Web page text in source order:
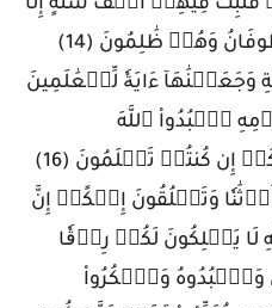
فَلَبِثَ فِيهِمۡ أَلۡفَ سَنَةٍ إِلَّا
خَمۡسِينَ عَامٗا فَأَخَذَهُمُ ٱلطُّوفَانُ وَهُمۡ ظَٰلِمُونَ (14)
وَجَعَلۡنَٰهَآ ءَايَةٗ لِّلۡعَٰلَمِينَ
ٱعۡبُدُواْ ٱللَّهَ
وَٱتَّقُوهُۖ ذَٰلِكُمۡ خَيۡرٞ لَّكُمۡ إِن كُنتُمۡ تَعۡلَمُونَ (16)
أَوۡثَٰنٗا وَتَخۡلُقُونَ إِفۡكًاۚ إِنَّ
لَا يَمۡلِكُونَ لَكُمۡ رِزۡقٗا
وَٱعۡبُدُوهُ وَٱشۡكُرُواْ